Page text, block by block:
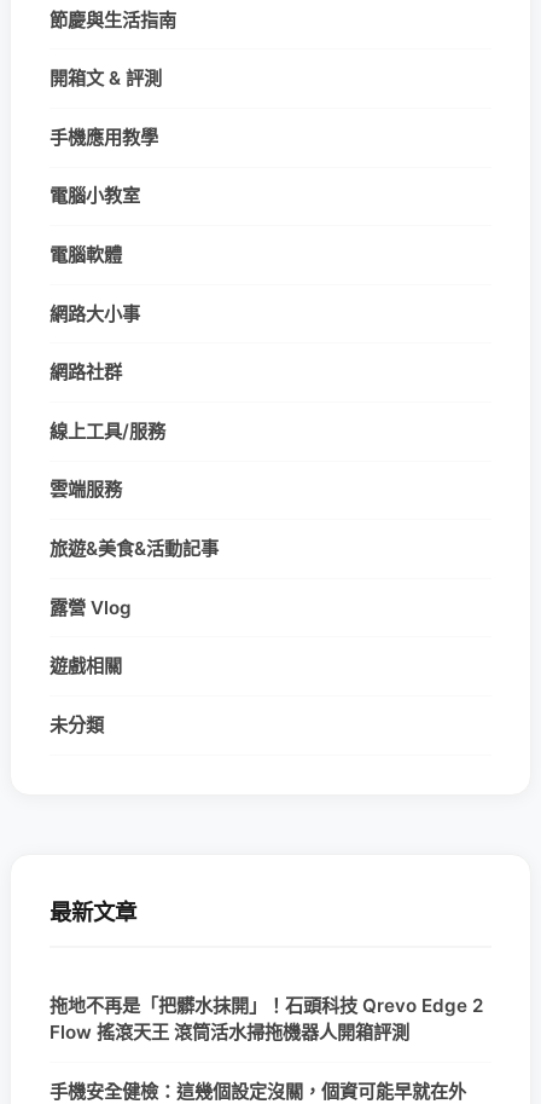
節慶與生活指南
開箱文 & 評測
手機應用教學
電腦小教室
電腦軟體
網路大小事
網路社群
線上工具/服務
雲端服務
旅遊&美食&活動記事
露營 Vlog
遊戲相關
未分類
最新文章
拖地不再是「把髒水抹開」！石頭科技 Qrevo Edge 2
Flow 搖滾天王 滾筒活水掃拖機器人開箱評測
手機安全健檢：這幾個設定沒關，個資可能早就在外